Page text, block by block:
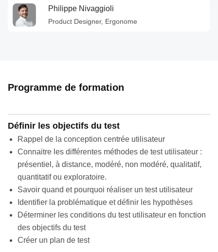
Philippe Nivaggioli
Product Designer, Ergonome
Programme de formation
Définir les objectifs du test
Rappel de la conception centrée utilisateur
Connaitre les différentes méthodes de test utilisateur :
présentiel, à distance, modéré, non modéré, qualitatif,
quantitatif ou exploratoire.
Savoir quand et pourquoi réaliser un test utilisateur
Identifier la problématique et définir les hypothèses
Déterminer les conditions du test utilisateur en fonction
des objectifs du test
Créer un plan de test